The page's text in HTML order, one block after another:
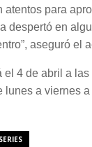
atentos para
despertó en
aseguró el
4 de abril a
lunes a viernes
SERIES